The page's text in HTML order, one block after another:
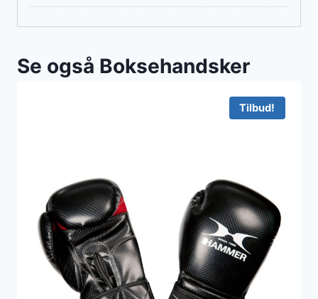
Se også Boksehandsker
Tilbud!